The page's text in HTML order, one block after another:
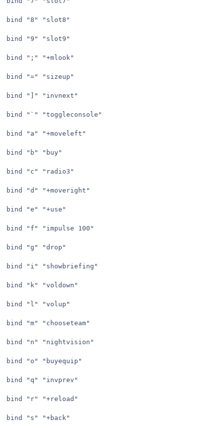
bind "8" "slot8"
bind "9" "slot9"
bind ";" "+mlook"
bind "=" "sizeup"
bind "]" "invnext"
bind "`" "toggleconsole"
bind "a" "+moveleft"
bind "b" "buy"
bind "c" "radio3"
bind "d" "+moveright"
bind "e" "+use"
bind "f" "impulse 100"
bind "g" "drop"
bind "i" "showbriefing"
bind "k" "voldown"
bind "l" "volup"
bind "m" "chooseteam"
bind "n" "nightvision"
bind "o" "buyequip"
bind "q" "invprev"
bind "r" "+reload"
bind "s" "+back"